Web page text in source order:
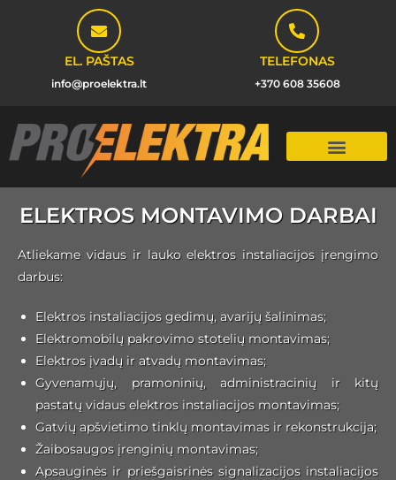
EL. PAŠTAS
info@proelektra.lt
TELEFONAS
+370 608 35608
ELEKTROS MONTAVIMO DARBAI
Atliekame vidaus ir lauko elektros instaliacijos įrengimo
darbus:
Elektros instaliacijos gedimų, avarijų šalinimas;
Elektromobilų pakrovimo stotelių montavimas;
Elektros įvadų ir atvadų montavimas;
Gyvenamųjų, pramoninių, administracinių ir kitų
pastatų vidaus elektros instaliacijos montavimas;
Gatvių apšvietimo tinklų montavimas ir rekonstrukcija;
Žaibosaugos įrenginių montavimas;
Apsauginės ir priešgaisrinės signalizacijos instaliacijos